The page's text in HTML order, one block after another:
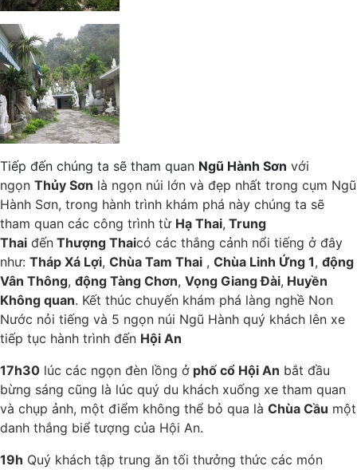
Tiếp đến chúng ta sẽ tham quan Ngũ Hành Sơn với
ngọn Thủy Sơn là ngọn núi lớn và đẹp nhất trong cụm Ngũ
Hành Sơn, trong hành trình khám phá này chúng ta sẽ
tham quan các công trình từ Hạ Thai, Trung
Thai đến Thượng Thaicó các thắng cảnh nổi tiếng ở đây
như: Tháp Xá Lợi, Chùa Tam Thai , Chùa Linh Ứng 1, động
Vân Thông, động Tàng Chơn, Vọng Giang Đài, Huyền
Không quan. Kết thúc chuyến khám phá làng nghề Non
Nước nỏi tiếng và 5 ngọn núi Ngũ Hành quý khách lên xe
tiếp tục hành trình đến Hội An
17h30 lúc các ngọn đèn lồng ở phố cổ Hội An bắt đầu
bừng sáng cũng là lúc quý du khách xuống xe tham quan
và chụp ảnh, một điểm không thể bỏ qua là Chùa Cầu một
danh thắng biể tượng của Hội An.
19h Quý khách tập trung ăn tối thưởng thức các món